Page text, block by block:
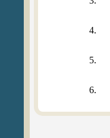
4.
5.
6.